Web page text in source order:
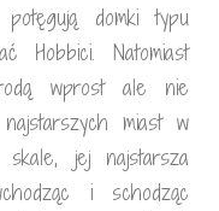
potęgują domki typu
Hobbici. Natomiast
wprost ale nie
miast w
jej najstarsza
i schodząc